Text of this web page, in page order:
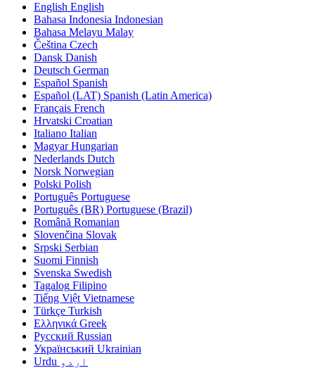
English English
Bahasa Indonesia Indonesian
Bahasa Melayu Malay
Čeština Czech
Dansk Danish
Deutsch German
Español Spanish
Español (LAT) Spanish (Latin America)
Français French
Hrvatski Croatian
Italiano Italian
Magyar Hungarian
Nederlands Dutch
Norsk Norwegian
Polski Polish
Português Portuguese
Português (BR) Portuguese (Brazil)
Română Romanian
Slovenčina Slovak
Srpski Serbian
Suomi Finnish
Svenska Swedish
Tagalog Filipino
Tiếng Việt Vietnamese
Türkçe Turkish
Ελληνικά Greek
Русский Russian
Український Ukrainian
اردو Urdu